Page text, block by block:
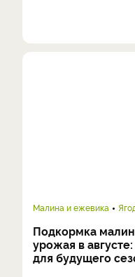
Малина и ежевика
Подкормка
урожая в
для будущего